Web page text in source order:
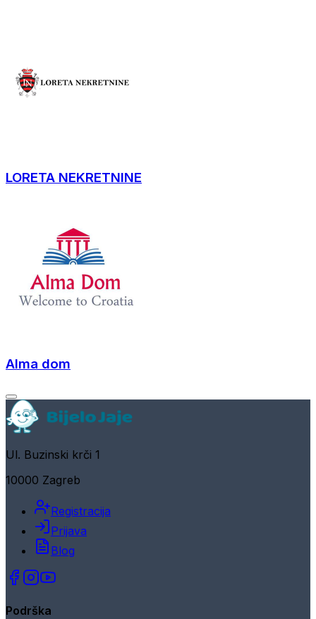
LORETA NEKRETNINE
Alma dom
Ul. Buzinski krči 1
10000 Zagreb
Registracija
Prijava
Blog
Podrška